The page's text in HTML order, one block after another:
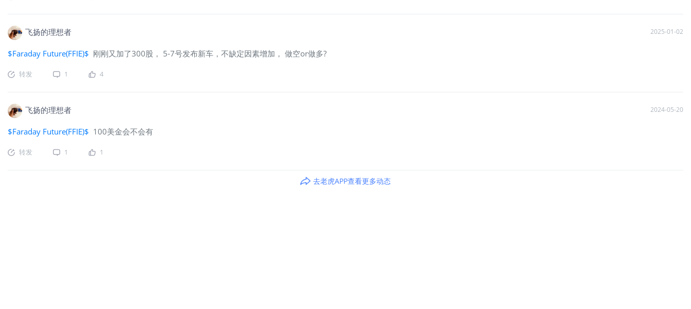
飞扬的理想者 2025-01-02
$Faraday Future(FFIE)$ 刚刚又加了300股， 5-7号发布新车，不缺定因素增加， 做空or做多?
转发 1 4
飞扬的理想者 2024-05-20
$Faraday Future(FFIE)$ 100美金会不会有
转发 1 1
去老虎APP查看更多动态